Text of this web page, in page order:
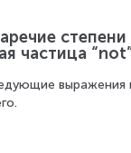
степени
частица
выражения